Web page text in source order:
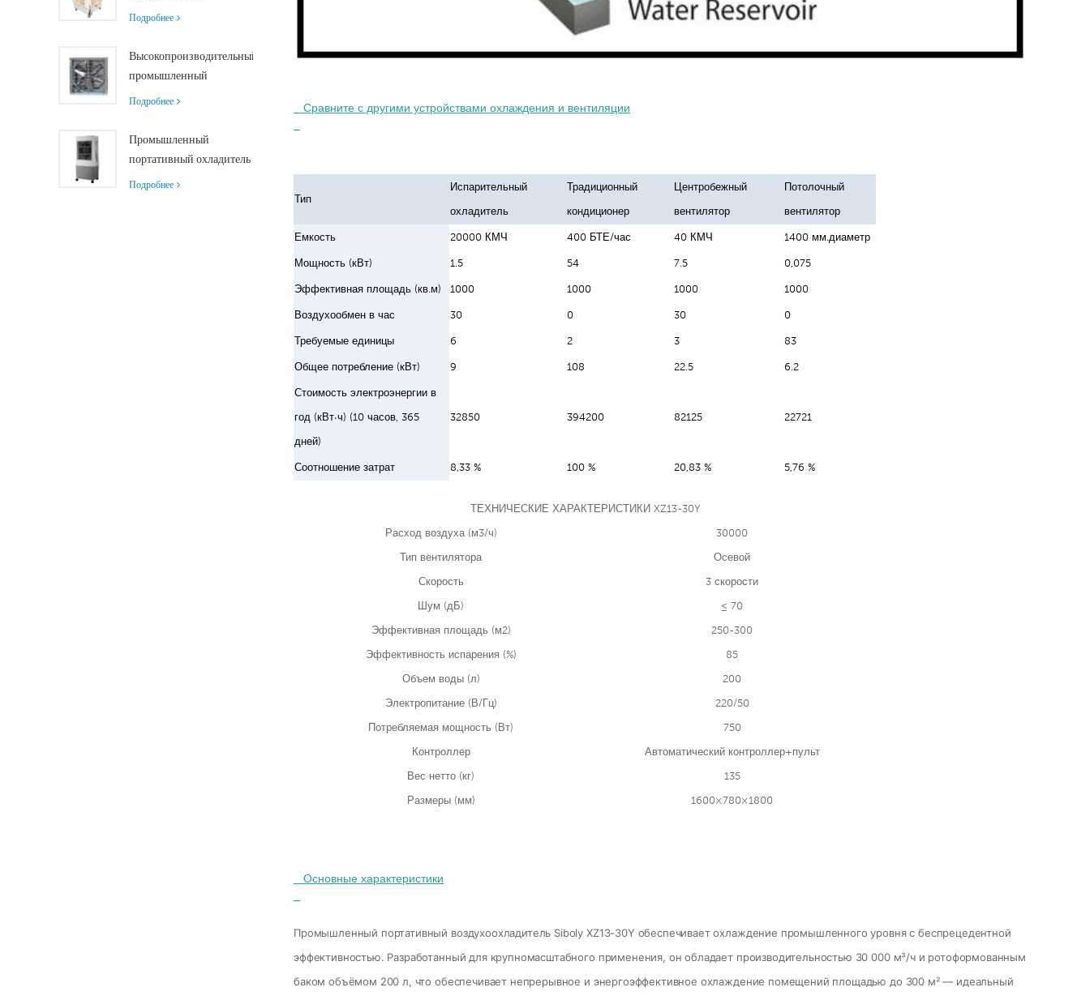
управлением
воздухоохладитель с
дистанционным
18000 м³/ч
Подробнее
Высокопроизводительный
промышленный
вытяжной вентилятор с
000 м³/ч для
превосходной
Подробнее
Промышленный
портативный охладитель
воздуха Siboly 4000
Подробнее
Тип
Испарительный
охладитель
Традиционный
кондиционер
Центробежный
вентилятор
Потолочный
вентилятор
Емкость 20000 КМЧ 400 БТЕ/час 40 КМЧ 1400 мм.диаметр
Мощность (кВт) 1.5 54 7.5 0,075
Эффективная площадь (кв.м) 1000 1000 1000 1000
Воздухообмен в час 30 0 30 0
Требуемые единицы 6 2 3 83
Общее потребление (кВт) 9 108 22.5 6.2
Стоимость электроэнергии в
год (кВт·ч) (10 часов, 365
дней)
32850 394200 82125 22721
Соотношение затрат 8,33 % 100 % 20,83 % 5,76 %
ТЕХНИЧЕСКИЕ ХАРАКТЕРИСТИКИ XZ13-30Y
Расход воздуха (м3/ч)
30000
Тип вентилятора
Осевой
Скорость
3 скорости
Шум (дБ)
≤ 70
Эффективная площадь (м2)
250-300
Эффективность испарения (%)
85
Объем воды (л)
200
Электропитание (В/Гц)
220/50
Потребляемая мощность (Вт)
750
Контроллер
Автоматический контроллер+пульт
Вес нетто (кг)
135
Размеры (мм)
1600×780×1800
Промышленный портативный воздухоохладитель Siboly XZ13-30Y обеспечивает охлаждение промышленного уровня с беспрецедентной
эффективностью. Разработанный для крупномасштабного применения, он обладает производительностью 30 000 м³/ч и ротоформованным
баком объёмом 200 л, что обеспечивает непрерывное и энергоэффективное охлаждение помещений площадью до 300 м² — идеальный